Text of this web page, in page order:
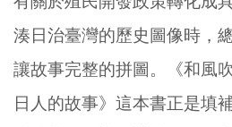
湊日治臺灣的歷史圖像時，
讓故事完整的拼圖。《和風
日人的故事》這本書正是填